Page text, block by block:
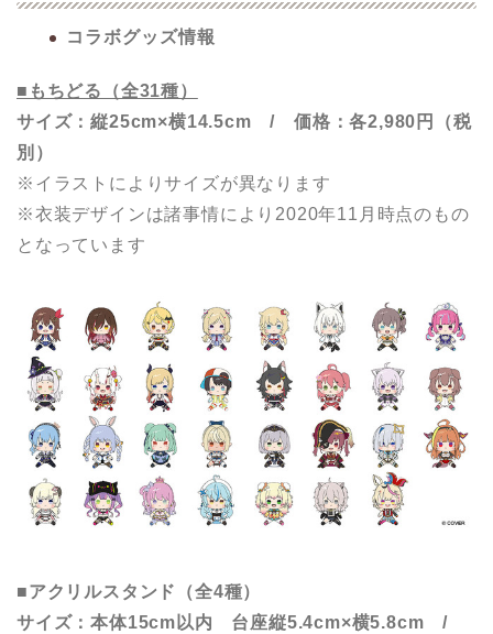
コラボグッズ情報
■もちどる（全31種）
サイズ：縦25cm×横14.5cm / 価格：各2,980円（税
別）
※イラストによりサイズが異なります
※衣装デザインは諸事情により2020年11月時点のもの
となっています
■アクリルスタンド（全4種）
サイズ：本体15cm以内 台座縦5.4cm×横5.8cm /